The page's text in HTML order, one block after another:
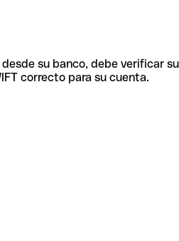
su banco, debe verificar
correcto para su cuenta.